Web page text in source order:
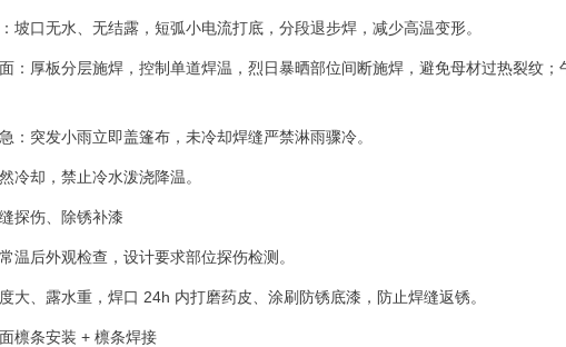
坡口无水、无结露，短弧小电流打底，分段退步焊，减少高温变形。
：厚板分层施焊，控制单道焊温，烈日暴晒部位间断施焊，避免母材过热裂纹
：突发小雨立即盖篷布，未冷却焊缝严禁淋雨骤冷。
冷却，禁止冷水泼浇降温。
探伤、除锈补漆
温后外观检查，设计要求部位探伤检测。
大、露水重，焊口 24h 内打磨药皮、涂刷防锈底漆，防止焊缝返锈。
檩条安装 + 檩条焊接